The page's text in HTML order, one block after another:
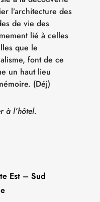
l’architecture des
de vie des
lié à celles
que le
font de ce
un haut lieu
(Déj)
à l’hôtel.
Est – Sud